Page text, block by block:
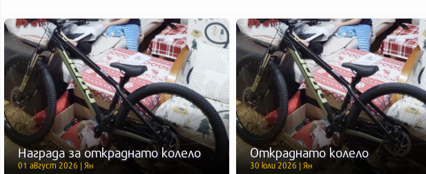
Награда за откраднато колело
01 август 2026 | Ян
Откраднато колело
30 юли 2026 | Ян